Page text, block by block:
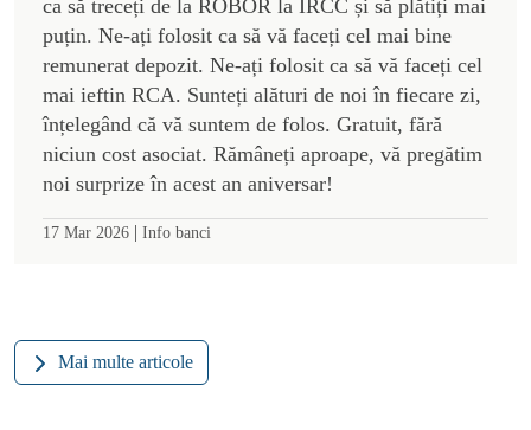
ca să treceți de la ROBOR la IRCC și să plătiți mai
puțin. Ne-ați folosit ca să vă faceți cel mai bine
remunerat depozit. Ne-ați folosit ca să vă faceți cel
mai ieftin RCA. Sunteți alături de noi în fiecare zi,
înțelegând că vă suntem de folos. Gratuit, fără
niciun cost asociat. Rămâneți aproape, vă pregătim
noi surprize în acest an aniversar!
17 Mar 2026 | Info banci
Mai multe articole